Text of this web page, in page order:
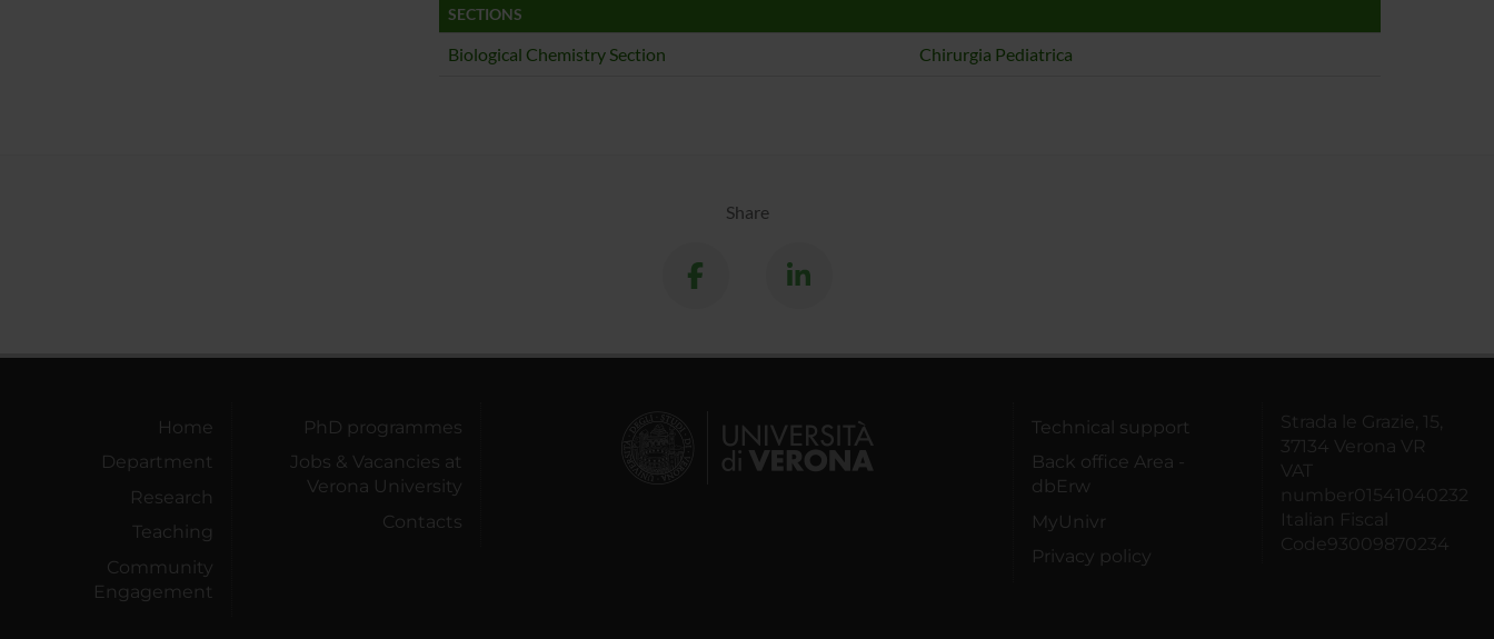
SECTIONS
Biological Chemistry Section Chirurgia Pediatrica
Share
Home
Department
Research
Teaching
Community
Engagement
PhD programmes
Jobs & Vacancies at
Verona University
Contacts
Technical support
Back office Area -
dbErw
MyUnivr
Privacy policy
Strada le Grazie, 15,
37134 Verona VR
VAT
number01541040232
Italian Fiscal
Code93009870234